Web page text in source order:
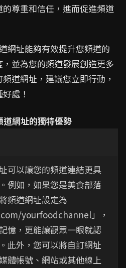
尊重和信任，進而促進頻道
網址能夠有效提升您頻道的
並為您的頻道發展創造更多
道網址，建議您立即行動，
處！
網址的獨特優勢
可以讓您的頻道連結更具
例如，如果您是美食部落
頻道網址設定為
yourfoodchannel」，
憶，更能讓觀眾一眼就認
此外，您可以將自訂網址
體帳號、網站或其他線上